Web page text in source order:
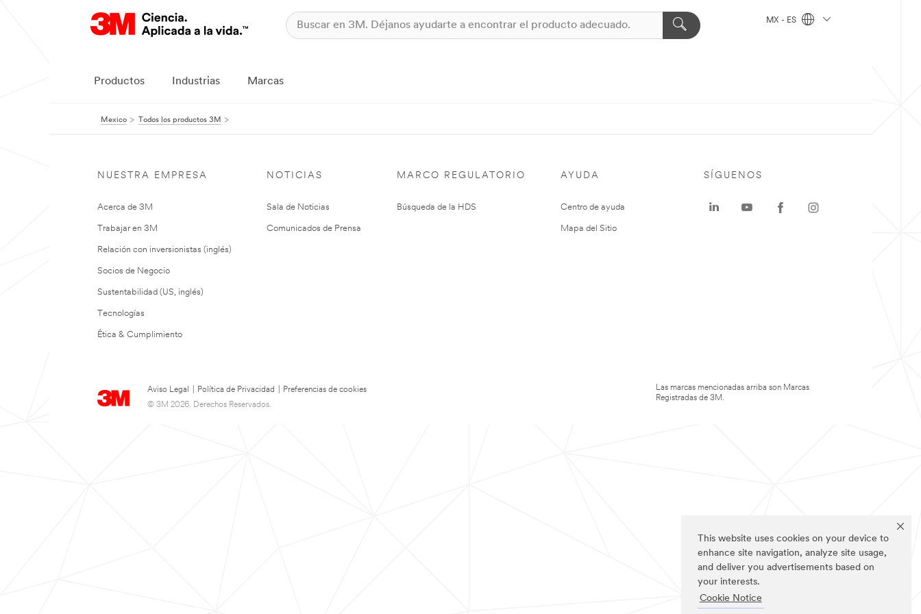
This website uses cookies on your device to
enhance site navigation, analyze site usage,
and deliver you advertisements based on
your interests.
Cookie Notice
MX - ES
Productos Industrias Marcas
Mexico Todos los productos 3M
NUESTRA EMPRESA
Acerca de 3M
Trabajar en 3M
Relación con inversionistas (inglés)
Socios de Negocio
Sustentabilidad (US, inglés)
Tecnologías
Ética & Cumplimiento
NOTICIAS
Sala de Noticias
Comunicados de Prensa
MARCO REGULATORIO
Búsqueda de la HDS
AYUDA
Centro de ayuda
Mapa del Sitio
Aviso Legal Política de Privacidad
Preferencias de cookies
© 3M 2026. Derechos Reservados.
SÍGUENOS
Las marcas mencionadas arriba son Marcas
Registradas de 3M.